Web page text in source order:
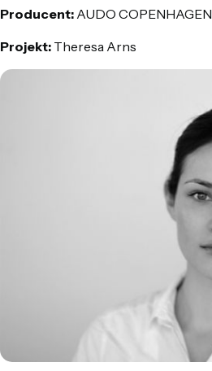
Producent:AUDO COPENHAGEN
Projekt:Theresa Arns